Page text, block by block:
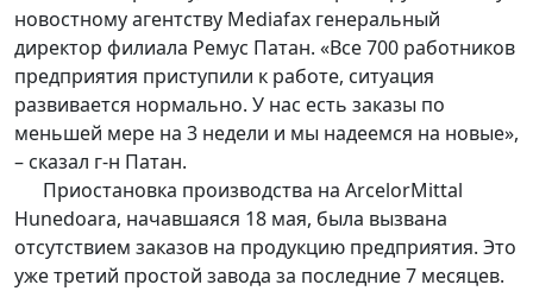
новостному агентству Mediafax генеральный
директор филиала Ремус Патан. «Все 700 работников
предприятия приступили к работе, ситуация
развивается нормально. У нас есть заказы по
меньшей мере на 3 недели и мы надеемся на новые»,
– сказал г-н Патан.
Приостановка производства на ArcelorMittal
Hunedoara, начавшаяся 18 мая, была вызвана
отсутствием заказов на продукцию предприятия. Это
уже третий простой завода за последние 7 месяцев.